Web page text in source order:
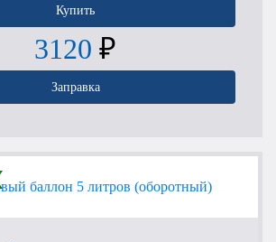
Купить
3120 ₽
Заправка